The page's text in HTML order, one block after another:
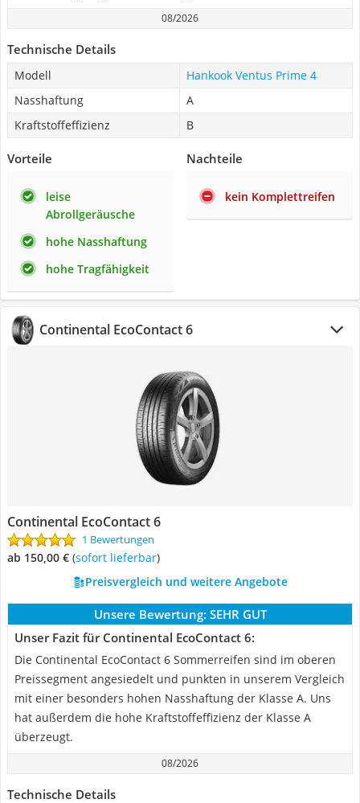
08/2026
Technische Details
Modell
Hankook Ventus Prime 4
Nasshaftung
A
Kraftstoffeffizienz
B
Vorteile
leise
Abrollgeräusche
hohe Nasshaftung
hohe Tragfähigkeit
Nachteile
kein Komplettreifen
Continental EcoContact 6
Continental EcoContact 6
1 Bewertungen
ab 150,00 € ( Sofort lieferbar)
Preisvergleich und weitere Angebote
Unsere Bewertung: SEHR GUT
Unser Fazit für Continental EcoContact 6:
Die Continental EcoContact 6 Sommerreifen sind im oberen
Preissegment angesiedelt und punkten in unserem Vergleich
mit einer besonders hohen Nasshaftung der Klasse A. Uns
hat außerdem die hohe Kraftstoffeffizienz der Klasse A
überzeugt.
08/2026
Technische Details